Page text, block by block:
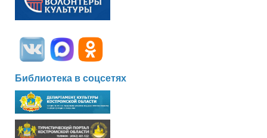
Библиотека в соцсетях